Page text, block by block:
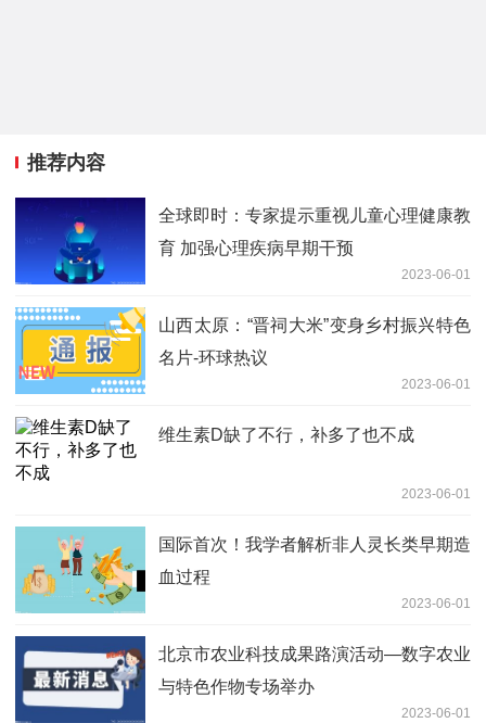
推荐内容
全球即时：专家提示重视儿童心理健康教
育 加强心理疾病早期干预
2023-06-01
山西太原：“晋祠大米”变身乡村振兴特色
名片-环球热议
2023-06-01
维生素D缺了不行，补多了也不成
2023-06-01
国际首次！我学者解析非人灵长类早期造
血过程
2023-06-01
北京市农业科技成果路演活动—数字农业
与特色作物专场举办
2023-06-01